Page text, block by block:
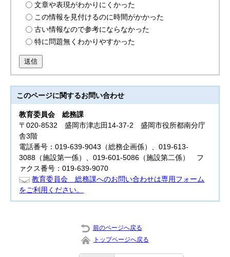
文章や表現がわかりにくかった
この情報を見付けるのに時間がかかった
古い情報なので参考にならなかった
特に問題無くわかりやすかった
送信
このページに関するお問い合わせ
教育委員会総務課
〒020-8532 盛岡市津志田14-37-2 盛岡市役所都南分庁
舎3階
電話番号：019-639-9043（総務企画係）、019-613-
3088（施設第一係）、019-601-5086（施設第二係） フ
ァクス番号：019-639-9070
教育委員会 総務課へのお問い合わせは専用フォーム
をご利用ください。
前のページへ戻る
トップページへ戻る